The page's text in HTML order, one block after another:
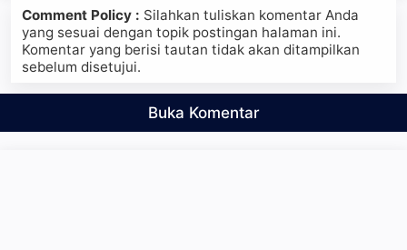
Comment Policy : Silahkan tuliskan komentar Anda
yang sesuai dengan topik postingan halaman ini.
Komentar yang berisi tautan tidak akan ditampilkan
sebelum disetujui.
Buka Komentar